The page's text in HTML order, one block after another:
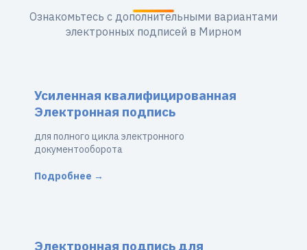
Ознакомьтесь с дополнительными вариантами
электронных подписей в Мирном
Усиленная квалифицированная
Электронная подпись
для полного цикла электронного
документооборота
Подробнее →
Электронная подпись для